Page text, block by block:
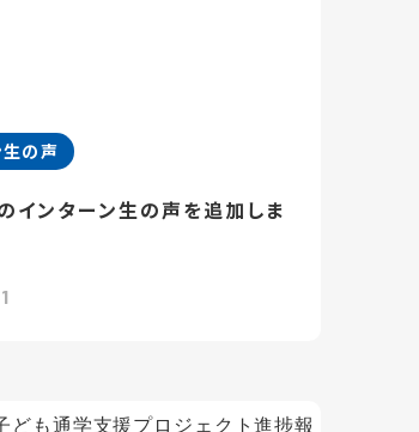
生の声
インターン生の声を追加しま